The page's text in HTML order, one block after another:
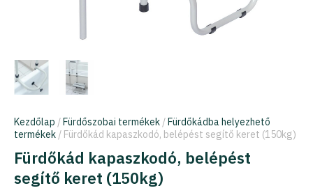
Kezdőlap /Fürdőszobai termékek /Fürdőkádba helyezhető
termékek / Fürdőkád kapaszkodó, belépést segítő keret (150kg)
Fürdőkád kapaszkodó, belépést
segítő keret (150kg)